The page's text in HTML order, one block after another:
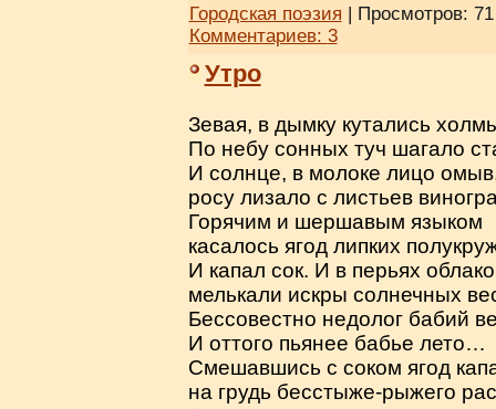
Городская поэзия | Просмотров:
Комментариев: 3
Утро
Зевая, в дымку кутались
По небу сонных туч шагало
И солнце, в молоке лицо
росу лизало с листьев
Горячим и шершавым языком
касалось ягод липких
И капал сок. И в перьях
мелькали искры солнечных
Бессовестно недолог бабий
И оттого пьянее бабье лето…
Смешавшись с соком ягод
на грудь бесстыже-рыжего